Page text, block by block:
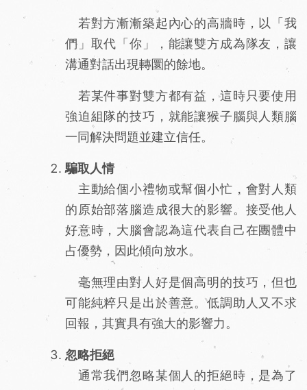
若對方漸漸築起內心的高牆時，以「我
們」取代「你」，能讓雙方成為隊友，讓
溝通對話出現轉圜的餘地。
若某件事對雙方都有益，這時只要使用
強迫組隊的技巧，就能讓猴子腦與人類腦
一同解決問題並建立信任。
騙取人情
主動給個小禮物或幫個小忙，會對人類
的原始部落腦造成很大的影響。接受他人
好意時，大腦會認為這代表自己在團體中
占優勢，因此傾向放水。
毫無理由對人好是個高明的技巧，但也
可能純粹只是出於善意。低調助人又不求
回報，其實具有強大的影響力。
忽略拒絕
通常我們忽略某個人的拒絕時，是為了